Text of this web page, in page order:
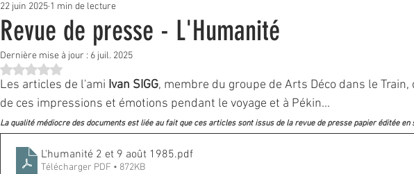
Revue de presse - L'Humanité
22 juin 2025 1 min de lecture
Dernière mise à jour : 6 juil. 2025
Noté NaN étoiles sur 5.
Les articles de l'ami Ivan SIGG, membre du groupe de Arts Déco dans le
de ces impressions et émotions pendant le voyage et à Pékin...
La qualité médiocre des documents est liée au fait que ces articles sont issus de la revue de presse papier éditée en
L'humanité 2 et 9 août 1985.pdf
Télécharger PDF • 872KB